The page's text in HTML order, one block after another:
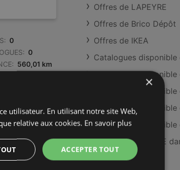
0
0
560,01 km
Offres de LAPEYRE
Offres de Brico Dépôt
Offres de IKEA
Catalogues disponible
Catalogues disponible
Catalogues
Catalogues disponible
Catalogues
Magasins LAPEYRE
×
utilisateur. En utilisant notre site Web,
relative aux cookies. En savoir plus
ACCEPTER TOUT